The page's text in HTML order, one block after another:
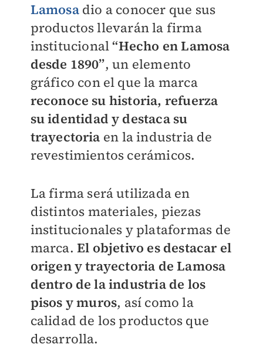
Lamosadio a conocer que sus
productos llevarán la firma
institucional“Hecho en Lamosa
desde 1890”, un elemento
gráfico con el que la marca
reconoce su historia, refuerza
su identidad y destaca su
trayectoria en la industria de
revestimientos cerámicos.
La firma será utilizada en
distintos materiales, piezas
institucionales y plataformas de
marca. El objetivo es destacar el
origen y trayectoria de Lamosa
dentro de la industria de los
pisos y muros, así como la
calidad de los productos que
desarrolla.